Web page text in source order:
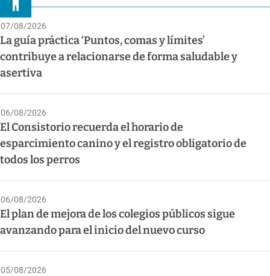
07/08/2026
La guía práctica ‘Puntos, comas y límites’
contribuye a relacionarse de forma saludable y
asertiva
06/08/2026
El Consistorio recuerda el horario de
esparcimiento canino y el registro obligatorio de
todos los perros
06/08/2026
El plan de mejora de los colegios públicos sigue
avanzando para el inicio del nuevo curso
05/08/2026